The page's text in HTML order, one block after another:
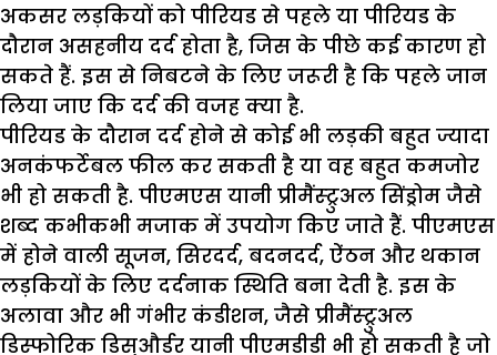
अकसर लड़कियों को पीरियड से पहले या पीरियड के
दौरान असहनीय दर्द होता है, जिस के पीछे कई कारण हो
सकते हैं. इस से निबटने के लिए जरूरी है कि पहले जान
लिया जाए कि दर्द की वजह क्या है.
पीरियड के दौरान दर्द होने से कोई भी लड़की बहुत ज्यादा
अनकंफर्टेबल फील कर सकती है या वह बहुत कमजोर
भी हो सकती है. पीएमएस यानी प्रीमैंस्ट्रुअल सिंड्रोम जैसे
शब्द कभीकभी मजाक में उपयोग किए जाते हैं. पीएमएस
में होने वाली सूजन, सिरदर्द, बदनदर्द, ऐंठन और थकान
लड़कियों के लिए दर्दनाक स्थिति बना देती है. इस के
अलावा और भी गंभीर कंडीशन, जैसे प्रीमैंस्ट्रुअल
डिस्फोरिक डिस्और्डर यानी पीएमडीडी भी हो सकती है जो